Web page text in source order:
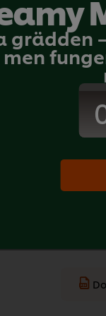
Fågel
grädden